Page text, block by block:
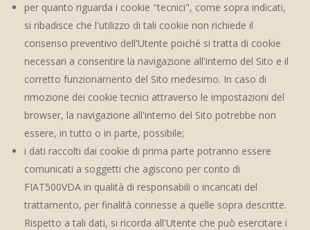
per quanto riguarda i cookie "tecnici", come sopra indicati,
si ribadisce che l'utilizzo di tali cookie non richiede il
consenso preventivo dell'Utente poiché si tratta di cookie
necessari a consentire la navigazione all'interno del Sito e il
corretto funzionamento del Sito medesimo. In caso di
rimozione dei cookie tecnici attraverso le impostazioni del
browser, la navigazione all'interno del Sito potrebbe non
essere, in tutto o in parte, possibile;
i dati raccolti dai cookie di prima parte potranno essere
comunicati a soggetti che agiscono per conto di
FIAT500VDA in qualità di responsabili o incaricati del
trattamento, per finalità connesse a quelle sopra descritte.
Rispetto a tali dati, si ricorda all'Utente che può esercitare i